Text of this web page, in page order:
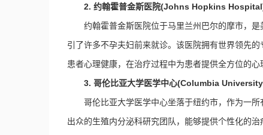
2. 约翰霍普金斯医院(Johns Hopkins
约翰霍普金斯医院位于马里兰州巴尔的摩市，
引了许多不孕夫妇前来就诊。该医院拥有世界领先
患者心理健康，在治疗过程中为患者提供全方位的
3. 哥伦比亚大学医学中心(Columbia
哥伦比亚大学医学中心坐落于纽约市，作为一
出众的生殖内分泌科研究团队，能够提供个性化的